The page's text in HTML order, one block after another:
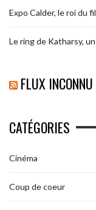
Expo Calder, le roi du
Le ring de Katharsy,
FLUX INCONNU
CATÉGORIES
Cinéma
Coup de coeur